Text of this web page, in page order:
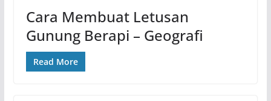
Cara Membuat Letusan
Gunung Berapi – Geografi
Read More